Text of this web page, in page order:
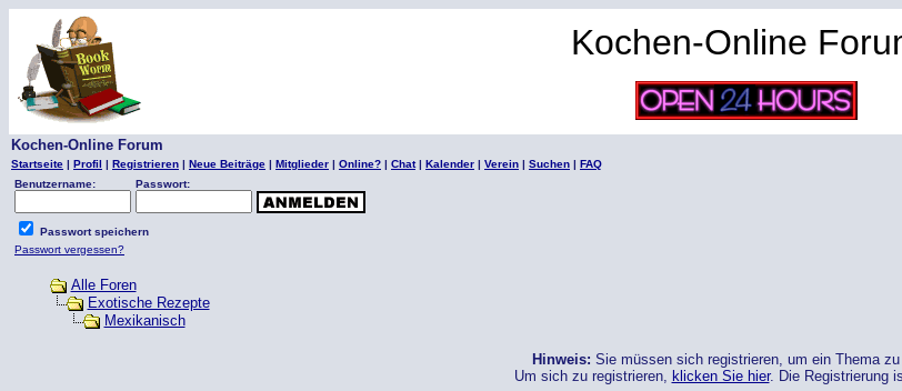
Kochen-Online
Kochen-Online Forum
Startseite | Profil | Registrieren | Neue Beiträge | Mitglieder | Online? | Chat| Kalender | Verein | Suchen | FAQ
Benutzername:
Passwort:
Passwort speichern
Passwort vergessen?
Alle Foren
Exotische Rezepte
Mexikanisch
Hinweis: Sie müssen sich registrieren, um ein Thema
Um sich zu registrieren, klicken Sie hier. Die Registrierung